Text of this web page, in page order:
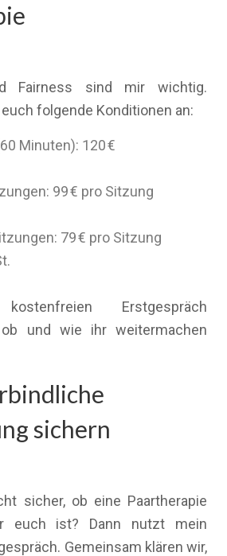
Fairness sind mir wichtig.
folgende Konditionen an:
Minuten): 120 €
99 € pro Sitzung
79 € pro Sitzung
Erstgespräch
und wie ihr weitermachen
sichern
sicher, ob eine Paartherapie
euch ist? Dann nutzt mein
Gemeinsam klären wir,